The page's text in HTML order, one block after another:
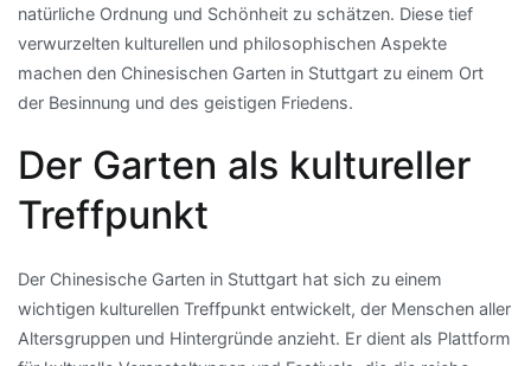
natürliche Ordnung und Schönheit zu schätzen. Diese tief
verwurzelten kulturellen und philosophischen Aspekte
machen den Chinesischen Garten in Stuttgart zu einem Ort
der Besinnung und des geistigen Friedens.
Der Garten als kultureller
Treffpunkt
Der Chinesische Garten in Stuttgart hat sich zu einem
wichtigen kulturellen Treffpunkt entwickelt, der Menschen aller
Altersgruppen und Hintergründe anzieht. Er dient als Plattform